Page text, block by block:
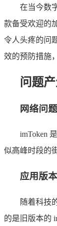
在当今数
款备受欢迎的
令人头疼的问
效的预防措施
问题
网络问题
imToken
似高峰时段的
应用版
随着科技
的是旧版本的